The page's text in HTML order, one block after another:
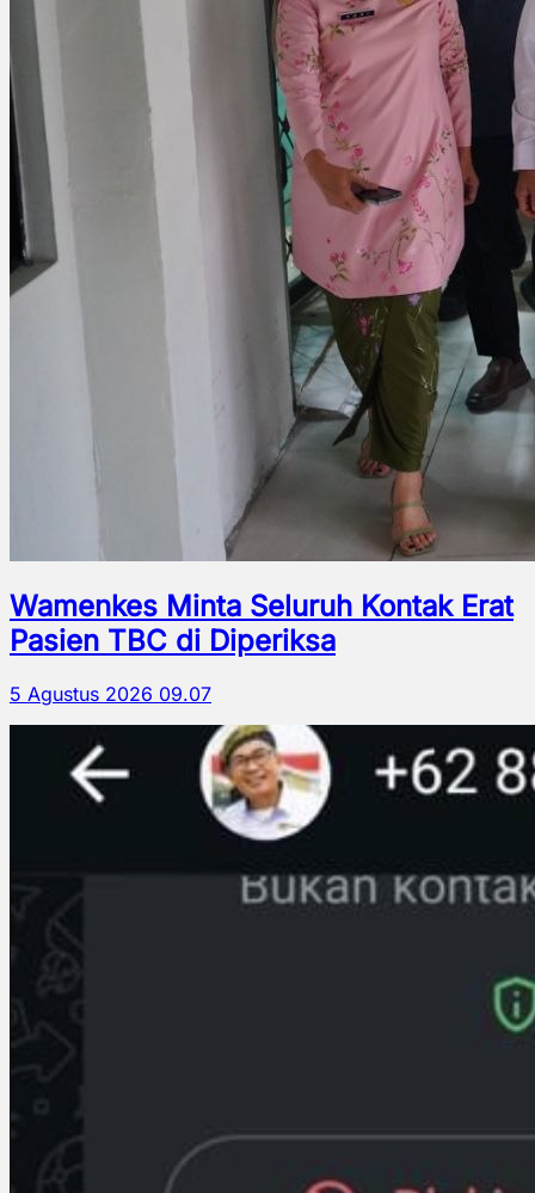
Wamenkes Minta Seluruh Kontak Erat
Pasien TBC di Diperiksa
5 Agustus 2026 09.07